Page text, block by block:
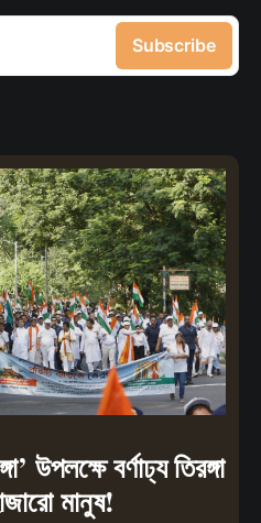
Subscribe
উপলক্ষে বর্ণাঢ্য তিরঙ্গা
মানুষ!